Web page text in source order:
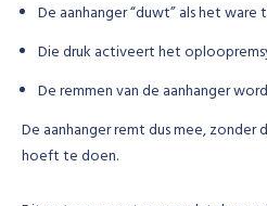
De aanhanger “duwt” als het ware
Die druk activeert het
De remmen van de aanhanger
De aanhanger remt dus mee, zonder
hoeft te doen.